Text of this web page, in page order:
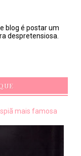
blog é postar um
despretensiosa.
mais famosa